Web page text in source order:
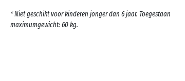
* Niet geschikt voor kinderen jonger dan 6 jaar. Toegestaan
maximumgewicht: 60 kg.